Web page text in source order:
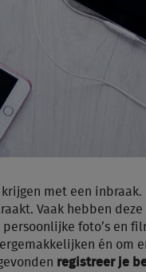
met een
Vaak hebben deze
foto’s en
én om
registreer je